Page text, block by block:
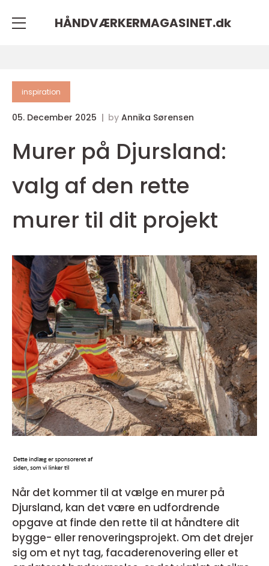
HÅNDVÆRKERMAGASINET.dk
inspiration
05. December 2025 by Annika Sørensen
Murer på Djursland:
valg af den rette
murer til dit projekt
Når det kommer til at vælge en murer på
Djursland, kan det være en udfordrende
opgave at finde den rette til at håndtere dit
bygge- eller renoveringsprojekt. Om det drejer
sig om et nyt tag, facaderenovering eller et